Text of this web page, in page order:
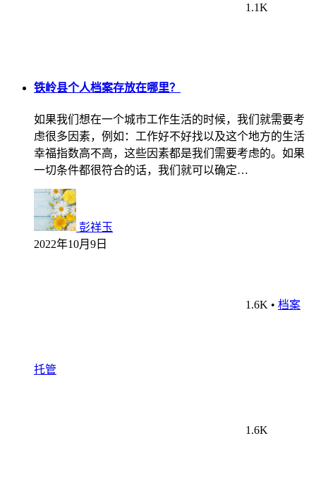
1.1K
铁岭县个人档案存放在哪里？
如果我们想在一个城市工作生活的时候，我们就需要考
虑很多因素，例如：工作好不好找以及这个地方的生活
幸福指数高不高，这些因素都是我们需要考虑的。如果
一切条件都很符合的话，我们就可以确定…
彭祥玉
2022年10月9日
1.6K • 档案
托管
1.6K